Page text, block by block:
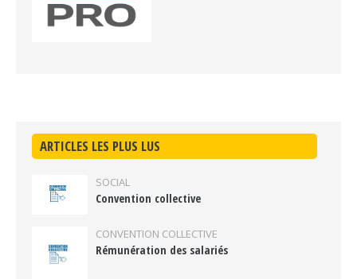
ARTICLES LES PLUS LUS
SOCIAL
Convention collective
CONVENTION COLLECTIVE
Rémunération des salariés